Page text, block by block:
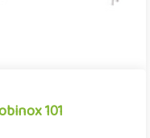
101